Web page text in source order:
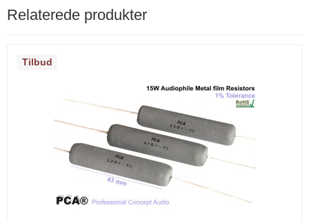
Relaterede produkter
Tilbud